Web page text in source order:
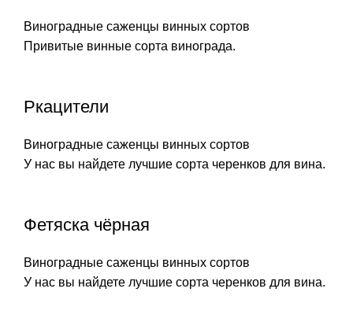
Виноградные саженцы винных сортов
Привитые винные сорта винограда.
Ркацители
Виноградные саженцы винных сортов
У нас вы найдете лучшие сорта черенков для вина.
Фетяска чёрная
Виноградные саженцы винных сортов
У нас вы найдете лучшие сорта черенков для вина.